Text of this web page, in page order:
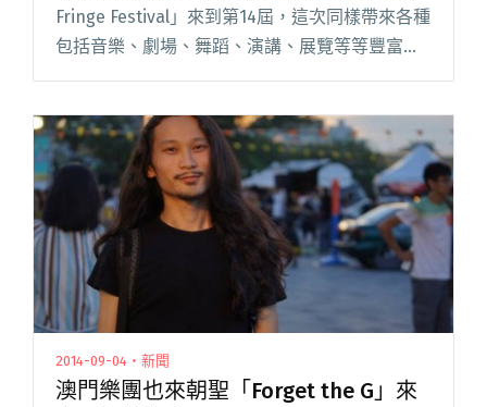
Fringe Festival」來到第14屆，這次同樣帶來各種
包括音樂、劇場、舞蹈、演講、展覽等等豐富節
Sagazan ＋ Forget the G「形態轉移
Transfiguration」"
2014-09-04・新聞
澳門樂團也來朝聖「Forget the G」來